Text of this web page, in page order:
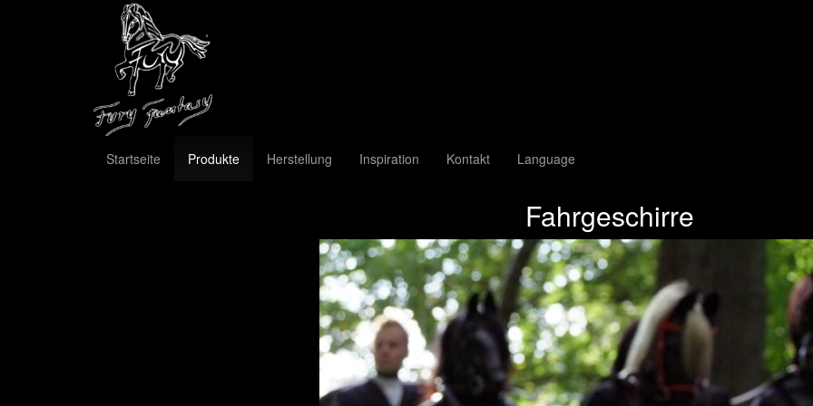
Startseite Produkte Herstellung Inspiration Kontakt Language
Fahrgeschirre